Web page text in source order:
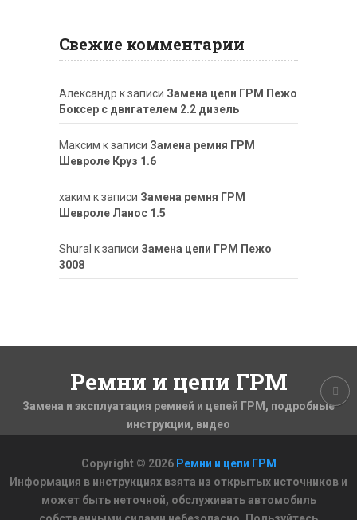
Свежие комментарии
Александр к записи Замена цепи ГРМ Пежо
Боксер с двигателем 2.2 дизель
Максим к записи Замена ремня ГРМ
Шевроле Круз 1.6
хаким к записи Замена ремня ГРМ
Шевроле Ланос 1.5
ShuraI к записи Замена цепи ГРМ Пежо
3008
Ремни и цепи ГРМ
Замена и эксплуатация ремней и цепей ГРМ, подробные
инструкции, видео
Copyright © 2026 Ремни и цепи ГРМ
Информация в инструкциях взята из открытых источников и
может быть неточной, обслуживать автомобиль